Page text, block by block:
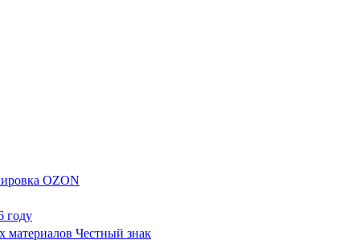
OZON
году
материалов Честный знак